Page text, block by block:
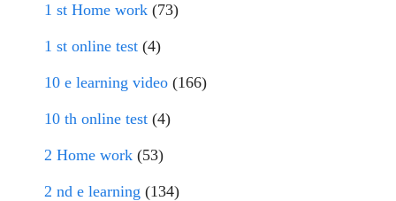
1 st Home work (73)
1 st online test (4)
10 e learning video (166)
10 th online test (4)
2 Home work (53)
2 nd e learning (134)